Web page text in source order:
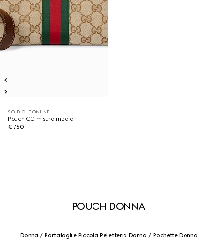
SOLD OUT ONLINE
Pouch GG misura media
€ 750
POUCH DONNA
Donna Portafogli e Piccola Pelletteria Donna Pochette Donna